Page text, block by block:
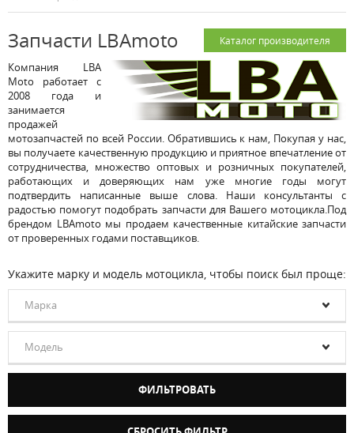
Запчасти LBAmoto Каталог производителя
Компания LBA
Moto работает с
2008 года и
занимается
продажей
мотозапчастей по всей России. Обратившись к нам, Покупая у нас,
вы получаете качественную продукцию и приятное впечатление от
сотрудничества, множество оптовых и розничных покупателей,
работающих и доверяющих нам уже многие годы могут
подтвердить написанные выше слова. Наши консультанты с
радостью помогут подобрать запчасти для Вашего мотоцикла.Под
брендом LBAmoto мы продаем качественные китайские запчасти
от проверенных годами поставщиков.
Укажите марку и модель мотоцикла, чтобы поиск был проще:
Марка
Модель